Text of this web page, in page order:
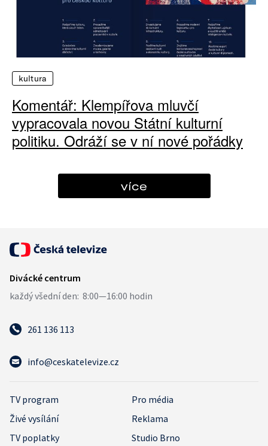
kultura
Komentář: Klempířova mluvčí
vypracovala novou Státní kulturní
politiku. Odráží se v ní nové pořádky
více
261 136 113
info@ceskatelevize.cz
TV program
Pro média
Živé vysílání
Reklama
TV poplatky
Studio Brno